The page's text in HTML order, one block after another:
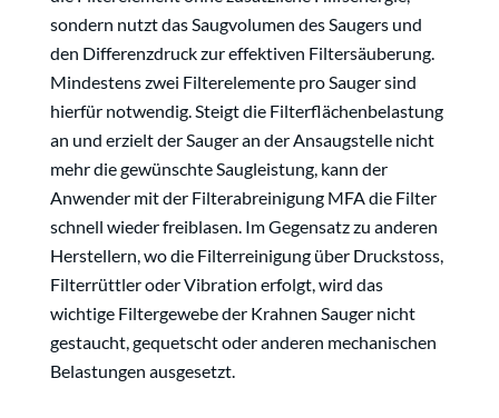
sondern nutzt das Saugvolumen des Saugers und
den Differenzdruck zur effektiven Filtersäuberung.
Mindestens zwei Filterelemente pro Sauger sind
hierfür notwendig. Steigt die Filterflächenbelastung
an und erzielt der Sauger an der Ansaugstelle nicht
mehr die gewünschte Saugleistung, kann der
Anwender mit der Filterabreinigung MFA die Filter
schnell wieder freiblasen. Im Gegensatz zu anderen
Herstellern, wo die Filterreinigung über Druckstoss,
Filterrüttler oder Vibration erfolgt, wird das
wichtige Filtergewebe der Krahnen Sauger nicht
gestaucht, gequetscht oder anderen mechanischen
Belastungen ausgesetzt.